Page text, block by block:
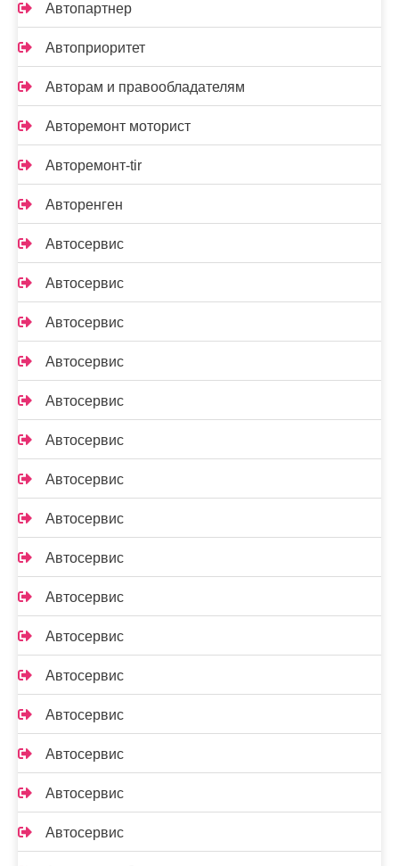
Автопартнер
Автоприоритет
Авторам и правообладателям
Авторемонт моторист
Авторемонт-tir
Авторенген
Автосервис
Автосервис
Автосервис
Автосервис
Автосервис
Автосервис
Автосервис
Автосервис
Автосервис
Автосервис
Автосервис
Автосервис
Автосервис
Автосервис
Автосервис
Автосервис